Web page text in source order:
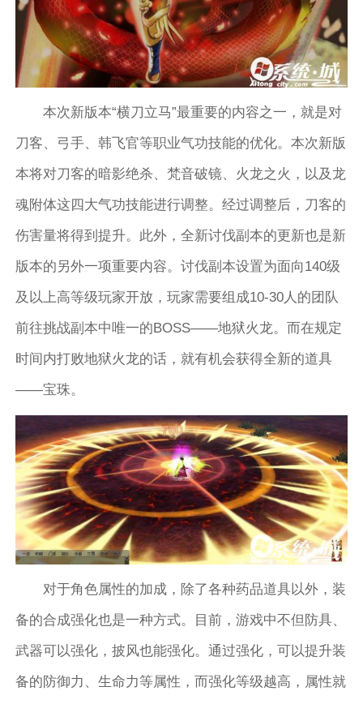
本次新版本“横刀立马”最重要的内容之一，就是对
刀客、弓手、韩飞官等职业气功技能的优化。本次新版
本将对刀客的暗影绝杀、梵音破镜、火龙之火，以及龙
魂附体这四大气功技能进行调整。经过调整后，刀客的
伤害量将得到提升。此外，全新讨伐副本的更新也是新
版本的另外一项重要内容。讨伐副本设置为面向140级
及以上高等级玩家开放，玩家需要组成10-30人的团队
前往挑战副本中唯一的BOSS——地狱火龙。而在规定
时间内打败地狱火龙的话，就有机会获得全新的道具
——宝珠。
对于角色属性的加成，除了各种药品道具以外，装
备的合成强化也是一种方式。目前，游戏中不但防具、
武器可以强化，披风也能强化。通过强化，可以提升装
备的防御力、生命力等属性，而强化等级越高，属性就